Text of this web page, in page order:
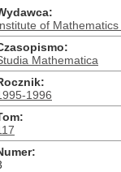
of
Mathematica
1996